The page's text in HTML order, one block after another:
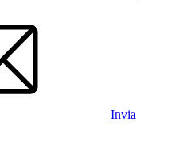
Invia